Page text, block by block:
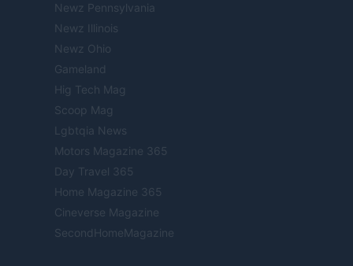
Newz Pennsylvania
Newz Illinois
Newz Ohio
Gameland
Hig Tech Mag
Scoop Mag
Lgbtqia News
Motors Magazine 365
Day Travel 365
Home Magazine 365
Cineverse Magazine
SecondHomeMagazine